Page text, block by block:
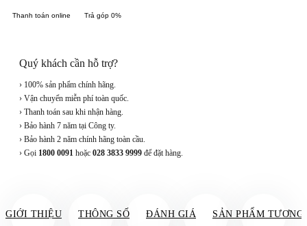
Thanh toán online Trả góp 0%
Quý khách cần hỗ trợ?
› 100% sản phẩm chính hãng.
› Vận chuyển miễn phí toàn quốc.
› Thanh toán sau khi nhận hàng.
› Bảo hành 7 năm tại Công ty.
› Bảo hành 2 năm chính hãng toàn cầu.
› Gọi 1800 0091 hoặc 028 3833 9999 để đặt hàng.
GIỚI THIỆU THÔNG SỐ ĐÁNH GIÁ SẢN PHẨM TƯƠNG